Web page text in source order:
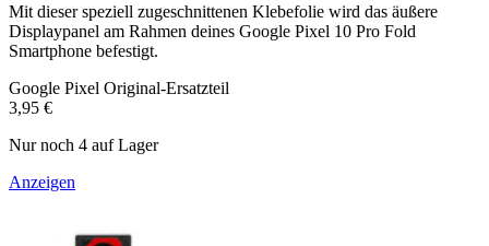
Mit dieser speziell zugeschnittenen Klebefolie wird das äußere
Displaypanel am Rahmen deines Google Pixel 10 Pro Fold
Smartphone befestigt.
Google Pixel Original-Ersatzteil
3,95 €
Nur noch 4 auf Lager
Anzeigen